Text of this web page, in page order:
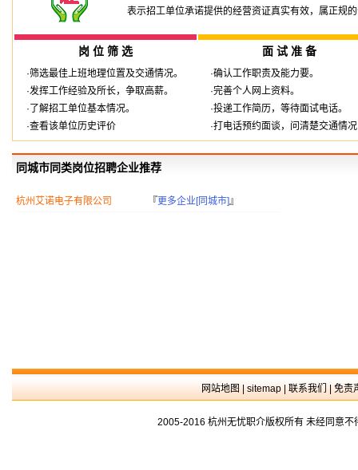
表示招工单位承诺提供的经营资证真实有效，属正规
岗 位 筛 选 面 试 准 备
·筛选最佳上班地理位置及交通情况。
·发挥工作经验及所长，争取高薪。
·了解招工单位基本情况。
·查看该单位历史评价
·确认工作职责及能力要。
·完善个人网上资料。
·投递工作简历，等待面试电话。
·打电话预约面谈，问清楚交通情况
同城市同类岗位招聘企业推荐
杭州艾诺电子有限公司 『 更多企业[同城市]』
网站地图 sitemap 联系我们 免责
2005-2016 杭州无忧职介版权所有 未经同意